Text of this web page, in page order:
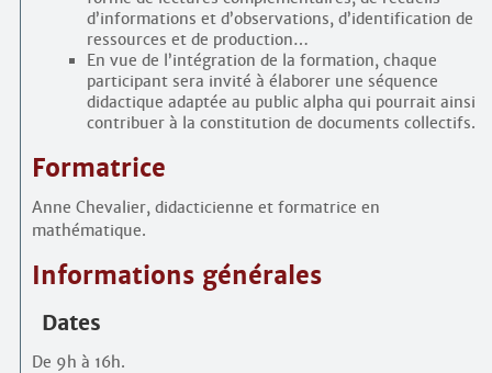
d’informations et d’observations, d’identification de
ressources et de production…
En vue de l’intégration de la formation, chaque
participant sera invité à élaborer une séquence
didactique adaptée au public alpha qui pourrait ainsi
contribuer à la constitution de documents collectifs.
Formatrice
Anne Chevalier, didacticienne et formatrice en
mathématique.
Informations générales
Dates
De 9h à 16h.